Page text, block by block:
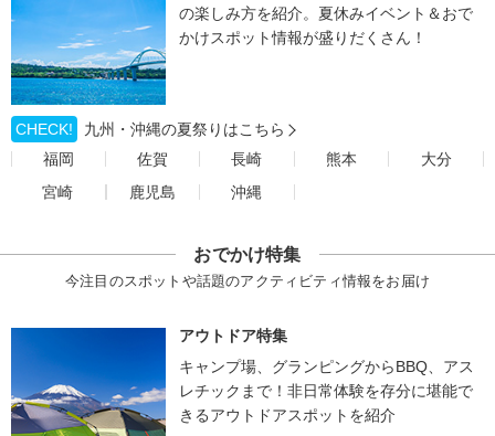
の楽しみ方を紹介。夏休みイベント＆おで
かけスポット情報が盛りだくさん！
CHECK!
九州・沖縄の夏祭りはこちら
福岡
佐賀 長崎 熊本
大分
宮崎
鹿児島 沖縄
おでかけ特集
今注目のスポットや話題のアクティビティ情報をお届け
アウトドア特集
キャンプ場、グランピングからBBQ、アス
レチックまで！非日常体験を存分に堪能で
きるアウトドアスポットを紹介